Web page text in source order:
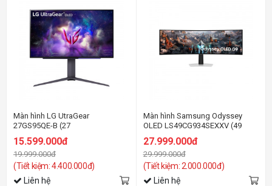
Màn hình LG UtraGear
27GS95QE-B (27
15.599.000đ
19.999.000đ
(Tiết kiệm: 4.400.000đ)
Liên hệ
Màn hình Samsung Odyssey
OLED LS49CG934SEXXV (49
27.999.000đ
29.999.000đ
(Tiết kiệm: 2.000.000đ)
Liên hệ